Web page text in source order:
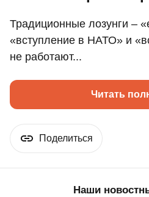
Традиционные лозунги –
«вступление в НАТО» и
не работают...
Читать
Поделиться
Наши